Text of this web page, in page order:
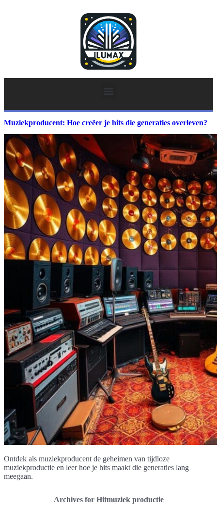
Muziekproducent: Hoe creëer je hits die generaties overleven?
Ontdek als muziekproducent de geheimen van tijdloze
muziekproductie en leer hoe je hits maakt die generaties lang
meegaan.
Archives for Hitmuziek productie